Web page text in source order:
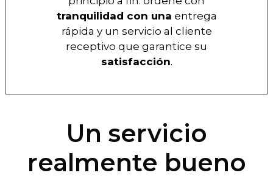
tranquilidad con una entrega
rápida y un servicio al cliente
receptivo que garantice su
satisfacción.
Un servicio
realmente bueno